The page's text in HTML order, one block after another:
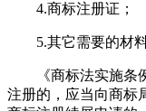
4.商标注册证；
5.其它需要的材料
《商标法实施条例
注册的，应当向商标